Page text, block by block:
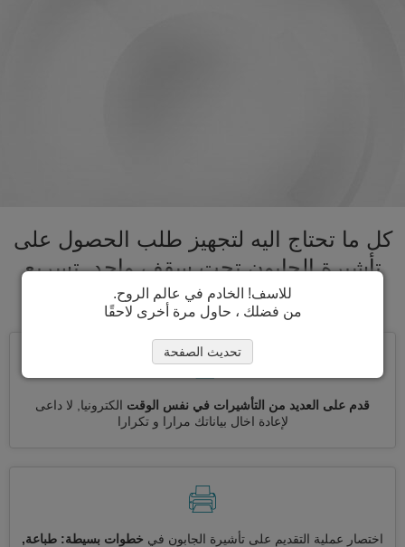
كل ما تحتاج اليه لتجهيز طلب الحصول على
تأشيرة الجابون تحت سقف واحد. تسريع
عملية الحصول على تأشيرة الجابون
قدم على العديد من التأشيرات في نفس الوقت الكترونيا, لا داعى
لإعادة اخال بياناتك مرارا و تكرارا
اختصار عملية التقديم على تأشيرة الجابون في خطوات بسيطة: طباعة,
للاسف! الخادم في عالم الروح.
من فضلك ، حاول مرة أخرى لاحقًا
تحديث الصفحة